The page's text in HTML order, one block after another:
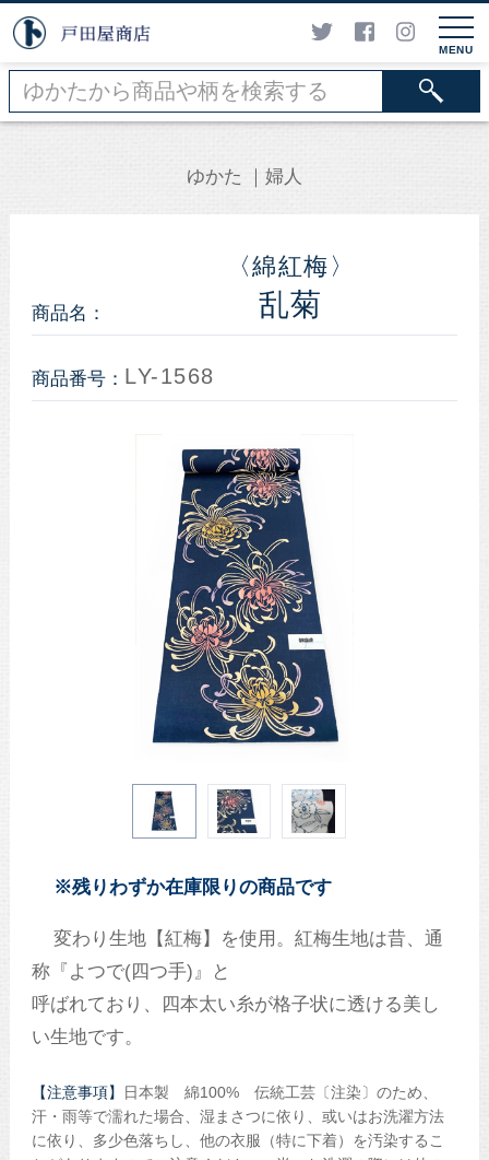
MENU
ゆかた 婦人
商品名：
〈綿紅梅〉
乱菊
商品番号： LY-1568
※残りわずか在庫限りの商品です
変わり生地【紅梅】を使用。紅梅生地は昔、通
称『よつで(四つ手)』と
呼ばれており、四本太い糸が格子状に透ける美し
い生地です。
【注意事項】
日本製 綿100% 伝統工芸〔注染〕のため、
汗・雨等で濡れた場合、湿まさつに依り、或いはお洗濯方法
に依り、多少色落ちし、他の衣服（特に下着）を汚染するこ